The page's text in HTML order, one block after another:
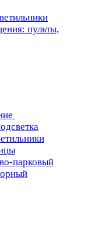
пульты,
парковый